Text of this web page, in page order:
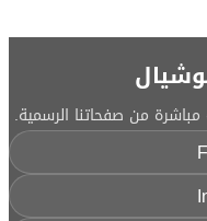
مباشرة من صفحاتنا الرسمية.